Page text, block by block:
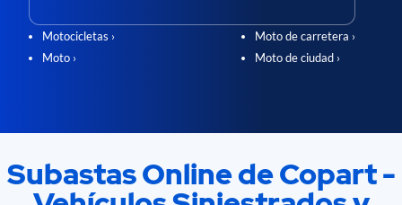
Motocicletas ›
Moto ›
Moto de carretera ›
Moto de ciudad ›
Subastas Online de Copart -